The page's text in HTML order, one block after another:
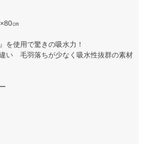
㎝
を使用で驚きの吸水力！
い 毛羽落ちが少なく吸水性抜群の素材